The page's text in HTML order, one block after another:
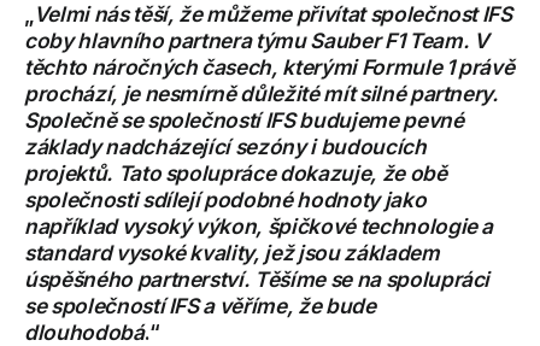
Velmi nás těší, že můžeme přivítat společnost IFS
coby hlavního partnera týmu Sauber F1 Team. V
těchto náročných časech, kterými Formule 1 právě
prochází, je nesmírně důležité mít silné partnery.
Společně se společností IFS budujeme pevné
základy nadcházející sezóny i budoucích
projektů. Tato spolupráce dokazuje, že obě
společnosti sdílejí podobné hodnoty jako
například vysoký výkon, špičkové technologie a
standard vysoké kvality, jež jsou základem
úspěšného partnerství. Těšíme se na spolupráci
se společností IFS a věříme, že bude
dlouhodobá.“